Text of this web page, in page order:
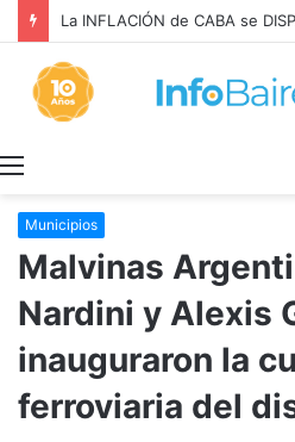
Municipios
Malvinas
Nardini y Alexis
inauguraron la
ferroviaria del